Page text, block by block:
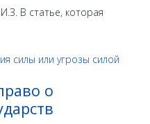
В статье, которая
о